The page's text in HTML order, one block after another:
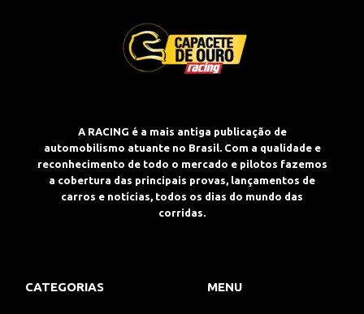
A RACING é a mais antiga publicação de
automobilismo atuante no Brasil. Com a qualidade e
reconhecimento de todo o mercado e pilotos fazemos
a cobertura das principais provas, lançamentos de
carros e notícias, todos os dias do mundo das
corridas.
CATEGORIAS MENU